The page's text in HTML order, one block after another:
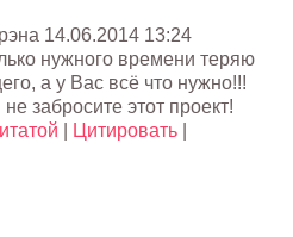
14.06.2014 13:24
нужного времени теряю
а у Вас всё что нужно!!!
забросите этот проект!
Цитировать